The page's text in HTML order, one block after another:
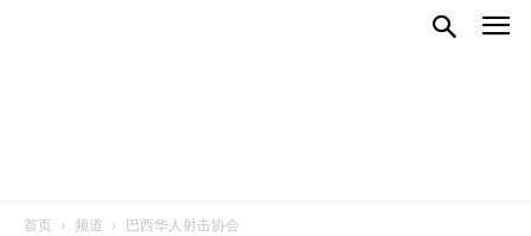
首页 频道 巴西华人射击协会